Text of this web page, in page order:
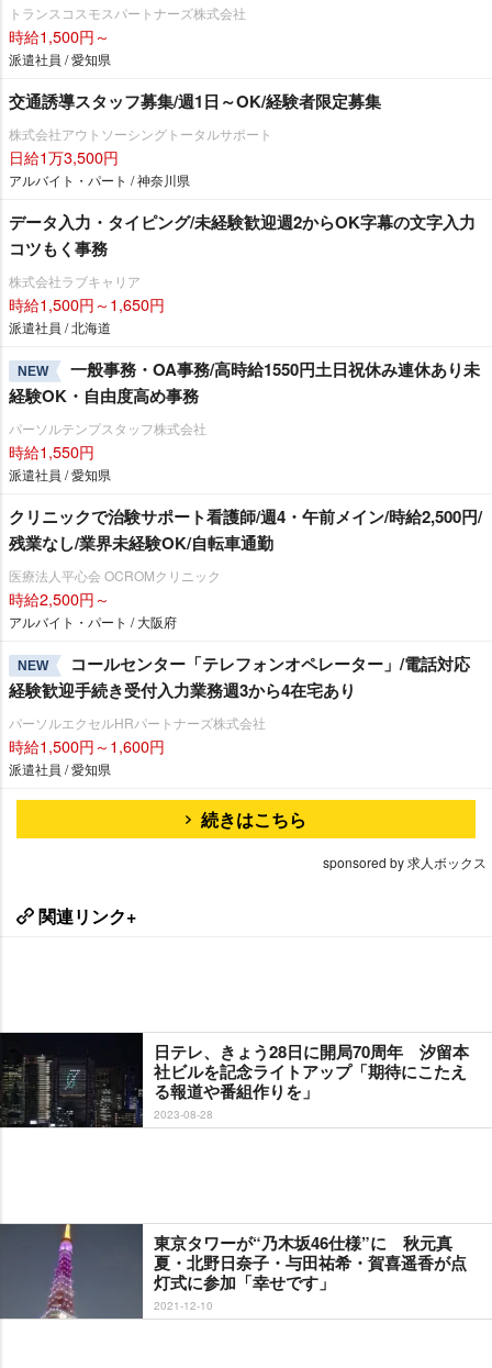
トランスコスモスパートナーズ株式会社
時給1,500円～
派遣社員 / 愛知県
交通誘導スタッフ募集/週1日～OK/経験者限定募集
株式会社アウトソーシングトータルサポート
日給1万3,500円
アルバイト・パート / 神奈川県
データ入力・タイピング/未経験歓迎週2からOK字幕の文字入力
コツもく事務
株式会社ラブキャリア
時給1,500円～1,650円
派遣社員 / 北海道
NEW
一般事務・OA事務/高時給1550円土日祝休み連休あり未
経験OK・自由度高め事務
パーソルテンプスタッフ株式会社
時給1,550円
派遣社員 / 愛知県
クリニックで治験サポート看護師/週4・午前メイン/時給2,500円/
残業なし/業界未経験OK/自転車通勤
医療法人平心会 OCROMクリニック
時給2,500円～
アルバイト・パート / 大阪府
NEW
コールセンター「テレフォンオペレーター」/電話対応
経験歓迎手続き受付入力業務週3から4在宅あり
パーソルエクセルHRパートナーズ株式会社
時給1,500円～1,600円
派遣社員 / 愛知県
続きはこちら
sponsored by 求人ボックス
関連リンク+
日テレ、きょう28日に開局70周年 汐留本
社ビルを記念ライトアップ「期待にこたえ
る報道や番組作りを」
2023-08-28
東京タワーが“乃木坂46仕様”に 秋元真
夏・北野日奈子・与田祐希・賀喜遥香が点
灯式に参加「幸せです」
2021-12-10